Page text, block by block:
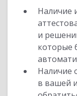
Наличие
и
которые
Наличие
в вашей